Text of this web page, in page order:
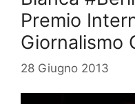
Premio
Giornalismo
28 Giugno 2013